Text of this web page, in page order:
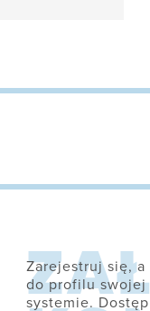
Zarejestruj się, a
do profilu swojej
systemie.